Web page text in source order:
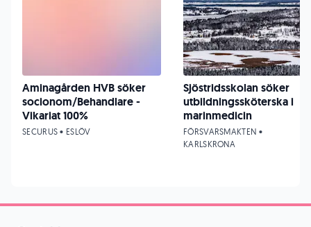
Aminagården HVB söker
socionom/Behandlare -
Vikariat 100%
SECURUS • ESLÖV
Sjöstridsskolan söker
utbildningssköterska i
marinmedicin
FÖRSVARSMAKTEN •
KARLSKRONA